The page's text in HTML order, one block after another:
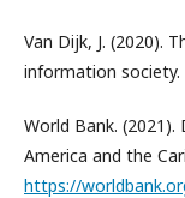
Van Dijk, J. (2020).
information society.
World Bank.
America and the
https://